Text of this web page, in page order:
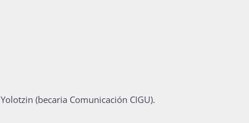
Yolotzin (becaria Comunicación CIGU).